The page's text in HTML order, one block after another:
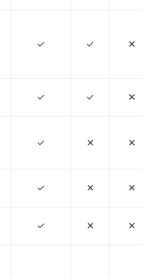
✓ ✓ ✕
✓ ✓ ✕
✓ ✕ ✕
✓ ✕ ✕
✓ ✕ ✕